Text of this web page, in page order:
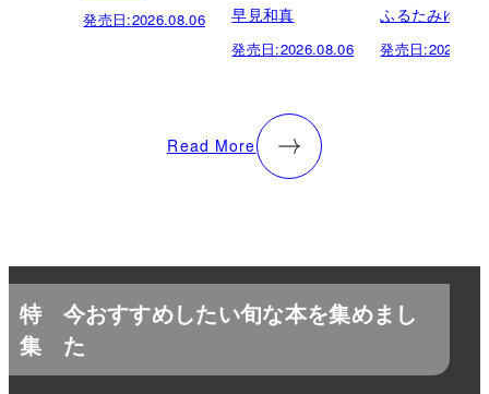
発売日:2026.08.06 早見和真
発売日:2026.08.06
ふるたみゆき
発売日:
Read More
特
集
今おすすめしたい旬な本を集めまし
た